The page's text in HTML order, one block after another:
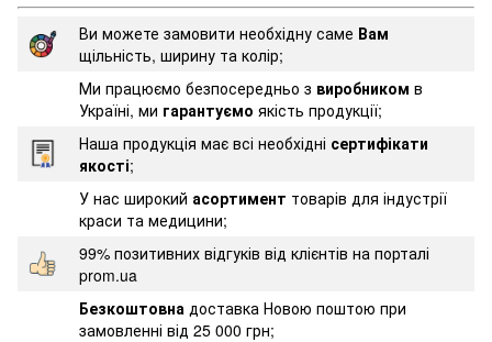
Ви можете замовити необхідну саме Вам
щільність, ширину та колір;
Ми працюємо безпосередньо з виробником в
Україні, ми гарантуємо якість продукції;
Наша продукція має всі необхідні сертифікати
якості;
У нас широкий асортимент товарів для індустрії
краси та медицини;
99% позитивних відгуків від клієнтів на порталі
prom.ua
Безкоштовна доставка Новою поштою при
замовленні від 25 000 грн;